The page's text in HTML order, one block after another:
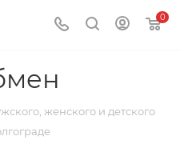
0
женского и детского